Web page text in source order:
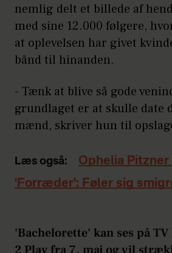
nemlig delt et billede af
med sine 12.000 følgere,
at oplevelsen har givet
bånd til hinanden.
- Tænk at blive så gode
grundlaget er at skulle date
mænd, skriver hun til
Læs også:
Ophelia Pitzner
'Forræder': Føler sig
'Bachelorette' kan ses på TV